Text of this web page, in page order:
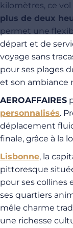
kilomètres, ce
plus de deux
permet une
départ et de
voyage sans
pour ses plages
et son ambiance
AEROAFFAIRES
personnalisés.
déplacement
finale, grâce à la
Lisbonne, la
pittoresque
pour ses collines
ses quartiers
mêle charme
une richesse